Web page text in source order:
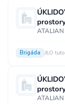
ATALIAN
Brigáda O
ATALIAN
Práce na plný
Krátkodobá
Vzdělání
Vzdělání